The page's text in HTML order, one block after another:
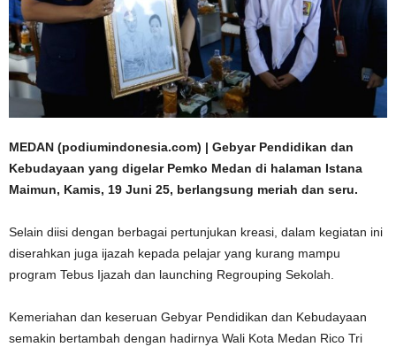
MEDAN (podiumindonesia.com) | Gebyar Pendidikan dan
Kebudayaan yang digelar Pemko Medan di halaman Istana
Maimun, Kamis, 19 Juni 25, berlangsung meriah dan seru.
Selain diisi dengan berbagai pertunjukan kreasi, dalam kegiatan ini
diserahkan juga ijazah kepada pelajar yang kurang mampu
program Tebus Ijazah dan launching Regrouping Sekolah.
Kemeriahan dan keseruan Gebyar Pendidikan dan Kebudayaan
semakin bertambah dengan hadirnya Wali Kota Medan Rico Tri